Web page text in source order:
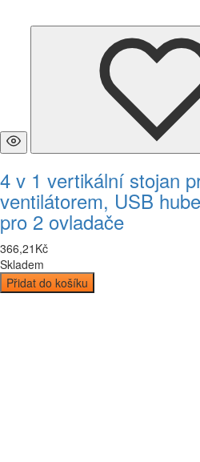
4 v 1 vertikální stojan
ventilátorem, USB
pro 2 ovladače
366,21 Kč
Skladem
Přidat do košíku